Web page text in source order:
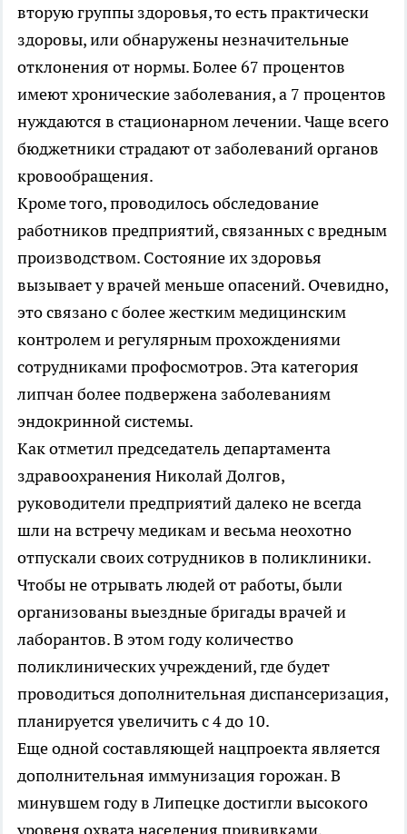
вторую группы здоровья, то есть практически
здоровы, или обнаружены незначительные
отклонения от нормы. Более 67 процентов
имеют хронические заболевания, а 7 процентов
нуждаются в стационарном лечении. Чаще всего
бюджетники страдают от заболеваний органов
кровообращения.
Кроме того, проводилось обследование
работников предприятий, связанных с вредным
производством. Состояние их здоровья
вызывает у врачей меньше опасений. Очевидно,
это связано с более жестким медицинским
контролем и регулярным прохождениями
сотрудниками профосмотров. Эта категория
липчан более подвержена заболеваниям
эндокринной системы.
Как отметил председатель департамента
здравоохранения Николай Долгов,
руководители предприятий далеко не всегда
шли на встречу медикам и весьма неохотно
отпускали своих сотрудников в поликлиники.
Чтобы не отрывать людей от работы, были
организованы выездные бригады врачей и
лаборантов. В этом году количество
поликлинических учреждений, где будет
проводиться дополнительная диспансеризация,
планируется увеличить с 4 до 10.
Еще одной составляющей нацпроекта является
дополнительная иммунизация горожан. В
минувшем году в Липецке достигли высокого
уровеня охвата населения прививками,